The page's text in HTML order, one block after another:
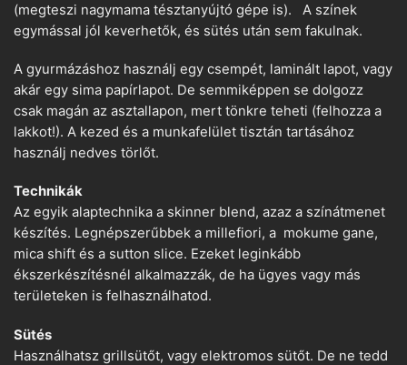
(megteszi nagymama tésztanyújtó gépe is). A színek
egymással jól keverhetők, és sütés után sem fakulnak.
A gyurmázáshoz használj egy csempét, laminált lapot, vagy
akár egy sima papírlapot. De semmiképpen se dolgozz
csak magán az asztallapon, mert tönkre teheti (felhozza a
lakkot!). A kezed és a munkafelület tisztán tartásához
használj nedves törlőt.
Technikák
Az egyik alaptechnika a skinner blend, azaz a színátmenet
készítés. Legnépszerűbbek a millefiori, a mokume gane,
mica shift és a sutton slice. Ezeket leginkább
ékszerkészítésnél alkalmazzák, de ha ügyes vagy más
területeken is felhasználhatod.
Sütés
Használhatsz grillsütőt, vagy elektromos sütőt. De ne tedd